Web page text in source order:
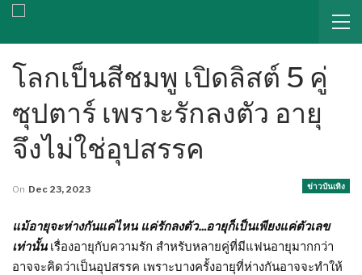
โลกเป็นสีชมพู เปิดลิสต์ 5 คู่
ซุปตาร์ เพราะรักลงตัว อายุ
จึงไม่ใช่อุปสรรค
ข่าวบันเทิง
On Dec 23, 2023
แม้อายุจะห่างกันแค่ไหน แค่รักลงตัว…อายุก็เป็นเพียงแค่ตัวเลข
เท่านั้น เรื่องอายุกับความรัก สำหรับหลายคู่ที่มีแฟนอายุมากกว่า
อาจจะคิดว่าเป็นอุปสรรค เพราะบางครั้งอายุที่ห่างกันอาจจะทำให้